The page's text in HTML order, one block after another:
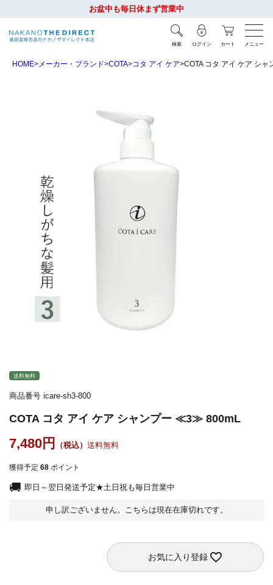
お盆中も毎日休まず営業中
検索 ログイン カート メニュー
HOME メーカー・ブランド COTA コタ アイ ケア COTA コタ アイ ケア シ
送料無料
商品番号 icare-sh3-800
COTA コタ アイ ケア シャンプー ≪3≫ 800mL
7,480 送料無料
獲得予定 68 ポイント
即日～翌日発送予定★土日祝も毎日営業中
申し訳ございません。こちらは現在在庫切れです。
お気に入り登録